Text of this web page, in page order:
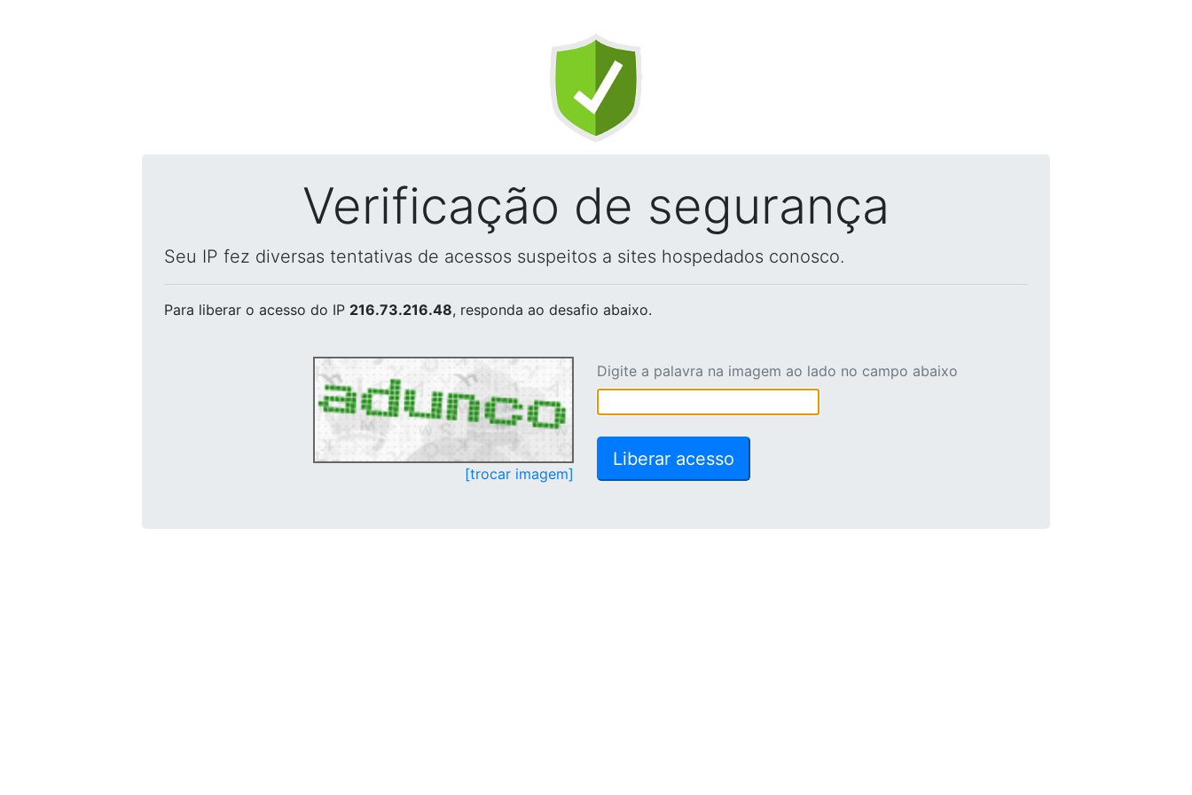
Verificação de segurança
Seu IP fez diversas tentativas de acessos suspeitos a sites hospedados conosco.
Para liberar o acesso do IP 216.73.216.48, responda ao desafio abaixo.
[trocar imagem]
Digite a palavra na imagem ao lado no campo abaixo